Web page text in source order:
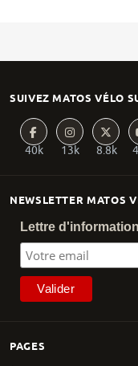
PAGES
NEWSLETTER MATOS
Lettre
SUIVEZ MATOS VÉLO
40k 13k 8.8k